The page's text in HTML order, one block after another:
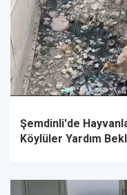
Şemdinli'de
Köylüler Yardım